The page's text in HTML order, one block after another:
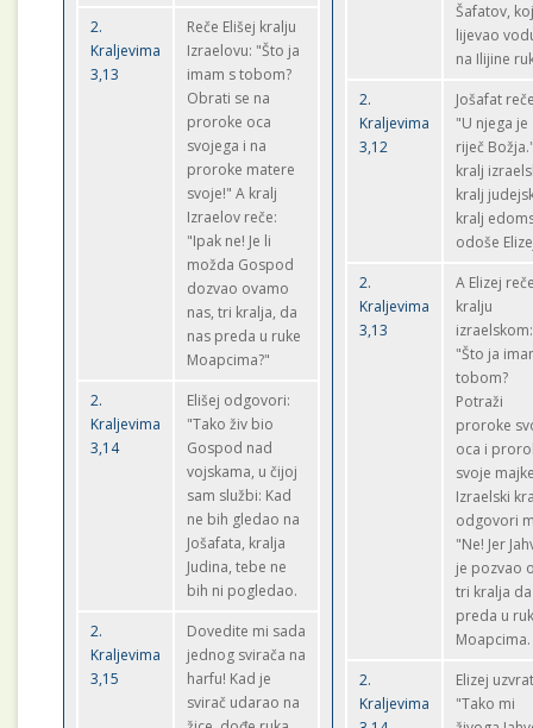
2.
Kraljevima
3,13
Reče Elišej kralju
Izraelovu: "Što ja
imam s tobom?
Obrati se na
proroke oca
svojega i na
proroke matere
svoje!" A kralj
Izraelov reče:
"Ipak ne! Je li
možda Gospod
dozvao ovamo
nas, tri kralja, da
nas preda u ruke
Moapcima?"
2.
Kraljevima
3,14
Elišej odgovori:
"Tako živ bio
Gospod nad
vojskama, u čijoj
sam službi: Kad
ne bih gledao na
Jošafata, kralja
Judina, tebe ne
bih ni pogledao.
2.
Kraljevima
3,15
Dovedite mi sada
jednog svirača na
harfu! Kad je
svirač udarao na
Šafatov,
lijevao
na Ilijine
2.
Kraljevima
3,12
Jošafat
"U njega je
riječ
kralj
kralj
kralj
odoše
2.
Kraljevima
3,13
A Elizej
kralju
izraelskom:
"Što ja
tobom?
Potraži
proroke
oca i
svoje
Izraelski
odgovori
"Ne! Jer
je pozvao
tri kralja
preda u
Moapcima.
2.
Kraljevima
Elizej
"Tako mi